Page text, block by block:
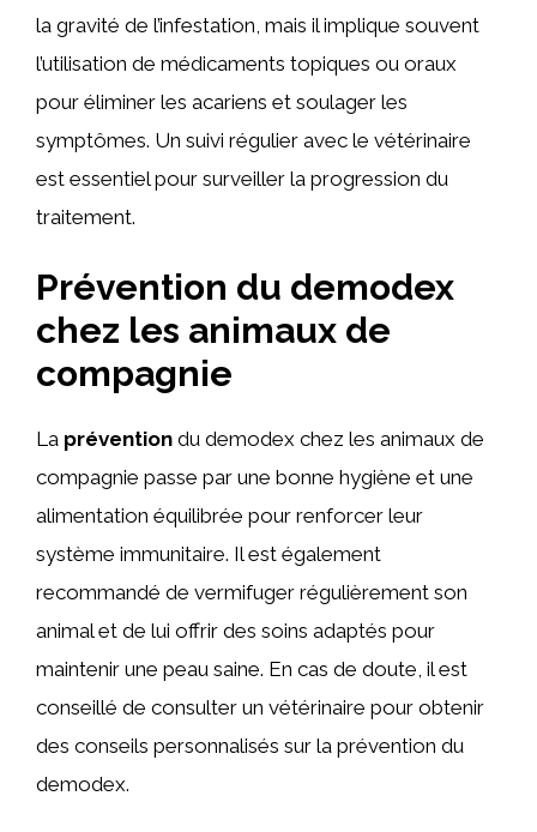
la gravité de l’infestation, mais il implique souvent
l’utilisation de médicaments topiques ou oraux
pour éliminer les acariens et soulager les
symptômes. Un suivi régulier avec le vétérinaire
est essentiel pour surveiller la progression du
traitement.
Prévention du demodex
chez les animaux de
compagnie
La prévention du demodex chez les animaux de
compagnie passe par une bonne hygiène et une
alimentation équilibrée pour renforcer leur
système immunitaire. Il est également
recommandé de vermifuger régulièrement son
animal et de lui offrir des soins adaptés pour
maintenir une peau saine. En cas de doute, il est
conseillé de consulter un vétérinaire pour obtenir
des conseils personnalisés sur la prévention du
demodex.